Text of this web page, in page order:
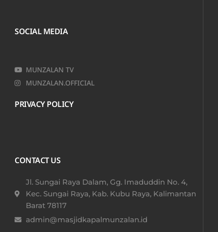
SOCIAL MEDIA
MUNZALAN TV
MUNZALAN.OFFICIAL
PRIVACY POLICY
CONTACT US
Jl. Sungai Raya Dalam, Gg. Imaduddin No. 4,
Kec. Sungai Raya, Kab. Kubu Raya, Kalimantan
Barat 78117​
admin@masjidkapalmunzalan.id